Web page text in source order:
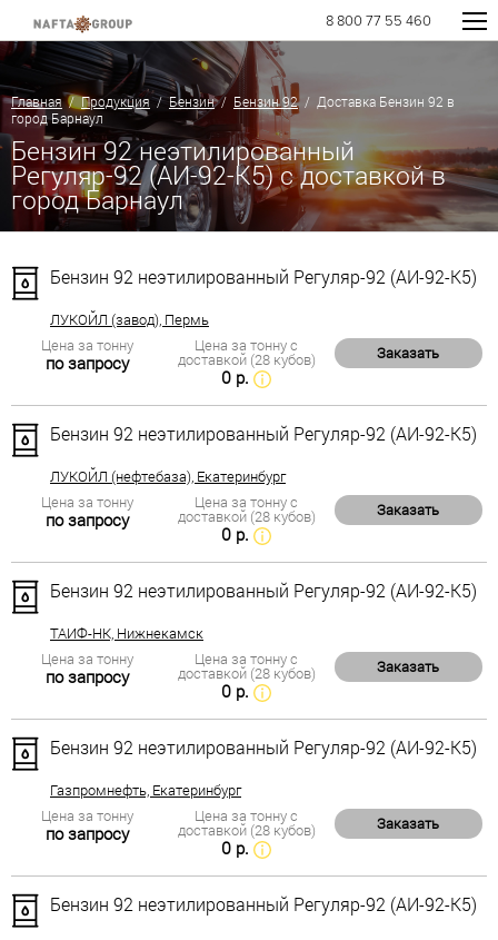
8 800 77 55 460
Главная/Продукция/Бензин/ Бензин 92/ Доставка Бензин 92 в
город Барнаул
Бензин 92 неэтилированный
Регуляр-92 (АИ-92-К5) с доставкой в
город Барнаул
Бензин 92 неэтилированный Регуляр-92 (АИ-92-К5)
ЛУКОЙЛ (завод), Пермь
Цена за тонну
по запросу
Цена за тонну с
доставкой (28 кубов)
0 р.
Заказать
Бензин 92 неэтилированный Регуляр-92 (АИ-92-К5)
ЛУКОЙЛ (нефтебаза), Екатеринбург
Цена за тонну
по запросу
Цена за тонну с
доставкой (28 кубов)
0 р.
Заказать
Бензин 92 неэтилированный Регуляр-92 (АИ-92-К5)
ТАИФ-НК, Нижнекамск
Цена за тонну
по запросу
Цена за тонну с
доставкой (28 кубов)
0 р.
Заказать
Бензин 92 неэтилированный Регуляр-92 (АИ-92-К5)
Газпромнефть, Екатеринбург
Цена за тонну
по запросу
Цена за тонну с
доставкой (28 кубов)
0 р.
Заказать
Бензин 92 неэтилированный Регуляр-92 (АИ-92-К5)